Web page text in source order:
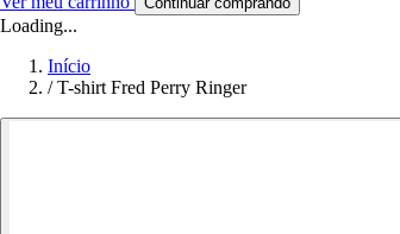
Loading...
Início
/ T-shirt Fred Perry Ringer